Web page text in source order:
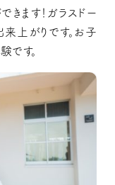
きます！ガラスドー
上がりです。お子
です。